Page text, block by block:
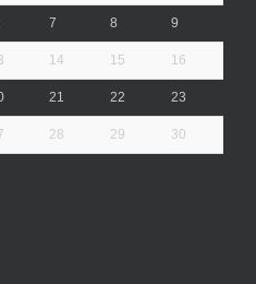
7 8 9
14 15 16
21 22 23
28 29 30